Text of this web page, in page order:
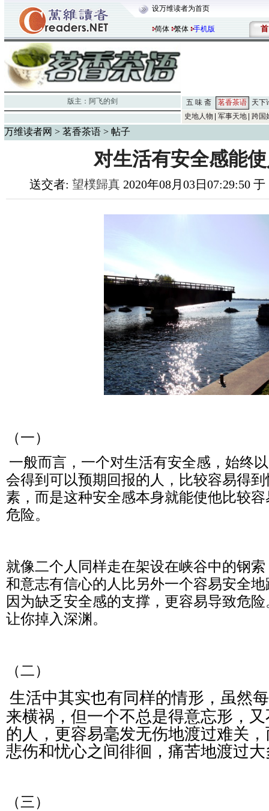
设万维读者为首页
简体 繁体 手机版 首
版主： 阿飞的剑 五 味 斋 茗香茶语
天下
史地人物
军事天地 跨国
万维读者网 > 茗香茶语 > 帖子
对生活有安全感能
送交者: 望樸歸真 2020年08月03日07:29:50
（一）
一般而言，一个对生活有安全感，始终
会得到可以预期回报的人，比较容易得
素，而是这种安全感本身就能使他比较
危险。
就像二个人同样走在架设在峡谷中的钢
和意志有信心的人比另外一个容易安全
因为缺乏安全感的支撑，更容易导致危
让你掉入深渊。
（二）
生活中其实也有同样的情形，虽然
来横祸，但一个不总是得意忘形，
的人，更容易毫发无伤地渡过难关
悲伤和忧心之间徘徊，痛苦地渡过
（三）